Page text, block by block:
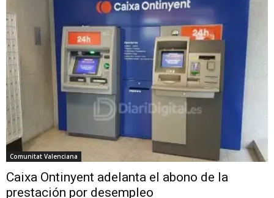
Comunitat Valenciana
Caixa Ontinyent adelanta el abono de la
prestación por desempleo